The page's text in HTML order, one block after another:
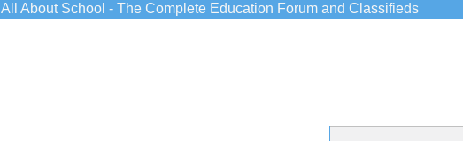
All About School - The Complete Education Forum and Classifieds